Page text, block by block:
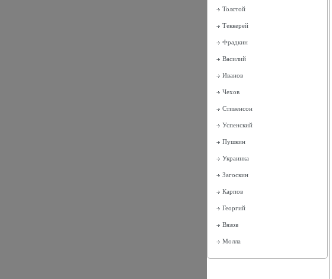
Толстой
Теккерей
Фрадкин
Василий
Иванов
Чехов
Стивенсон
Успенский
Пушкин
Украинка
Загоскин
Карпов
Георгий
Вязов
Молла